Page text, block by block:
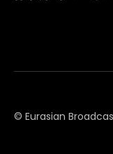
© Eurasian